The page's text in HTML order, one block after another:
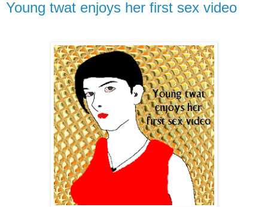
Young twat enjoys her first sex video